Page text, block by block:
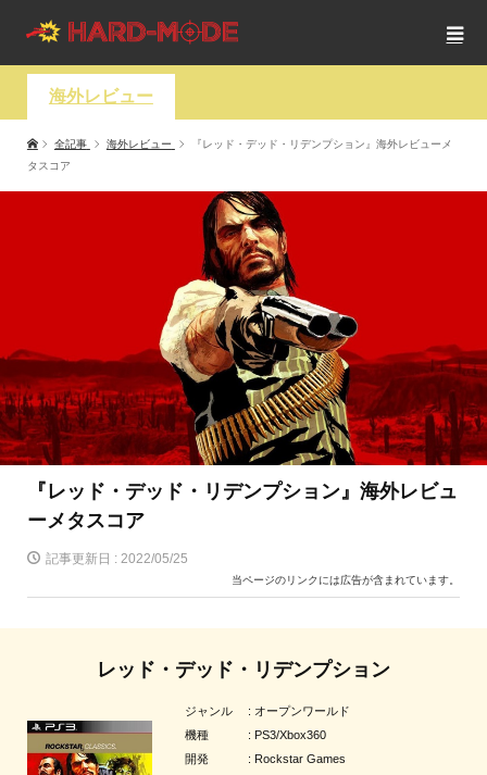
海外レビュー
全記事 海外レビュー
『レッド・デッド・リデンプション』海外レビューメ
タスコア
『レッド・デッド・リデンプション』海外レビュ
ーメタスコア
記事更新日 : 2022/05/25
当ページのリンクには広告が含まれています。
レッド・デッド・リデンプション
ジャンル : オープンワールド
機種 : PS3/Xbox360
開発 : Rockstar Games